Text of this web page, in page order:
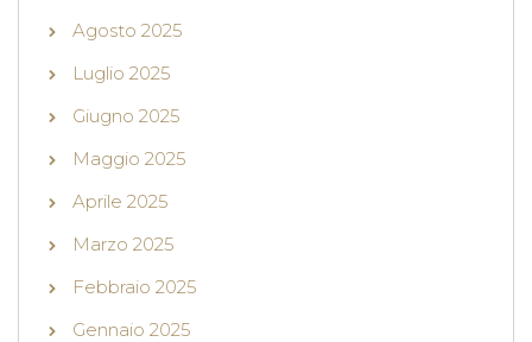
Agosto 2025
Luglio 2025
Giugno 2025
Maggio 2025
Aprile 2025
Marzo 2025
Febbraio 2025
Gennaio 2025